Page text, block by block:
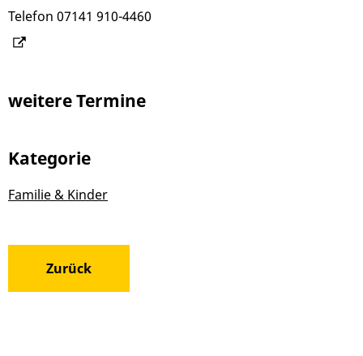
Telefon 07141 910-4460
weitere Termine
Kategorie
Familie & Kinder
Zurück